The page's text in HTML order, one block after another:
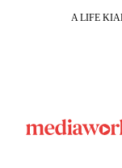
A LIFE